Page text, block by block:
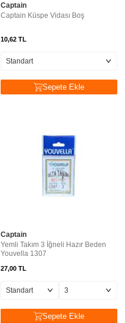
Captain
Captain Küspe Vidası Boş
10,62 TL
Sepete Ekle
Captain
Yemli Takım 3 İğneli Hazır Beden
Youvella 1307
27,00 TL
Sepete Ekle